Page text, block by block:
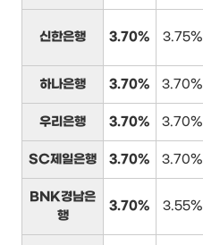
신한은행 3.70% 3.75%
하나은행 3.70% 3.70%
우리은행 3.70% 3.70%
SC제일은행 3.70% 3.70%
BNK경남은
행
3.70% 3.55%